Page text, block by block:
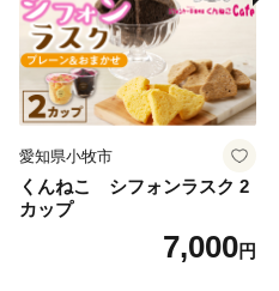
愛知県小牧市
くんねこ シフォンラスク 2
カップ
7,000円